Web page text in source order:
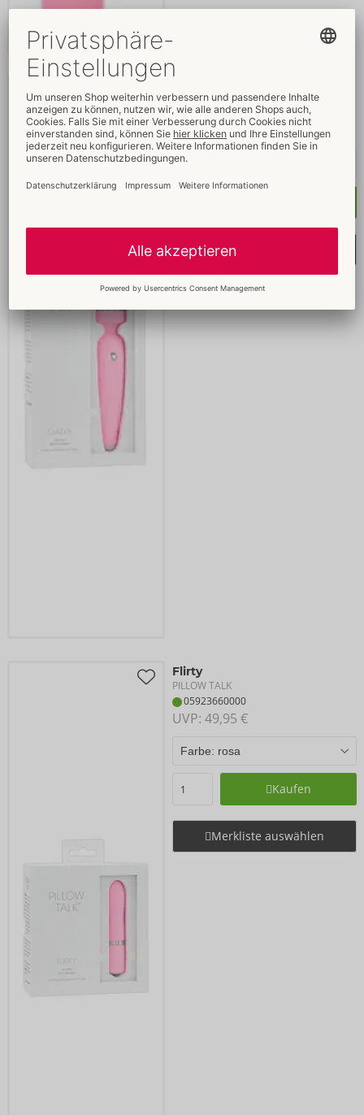
PILLOW TALK
05923820000
UVP: 69,95 €
Merkliste auswählen
Flirty
PILLOW TALK
05923660000
UVP: 49,95 €
Kaufen
Merkliste auswählen